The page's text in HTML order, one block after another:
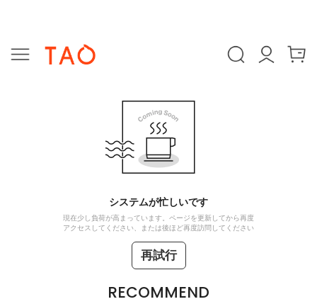
システムが忙しいです
現在少し負荷が高まっています。ページを更新してから再度
アクセスしてください、または後ほど再度訪問してください
再試行
RECOMMEND